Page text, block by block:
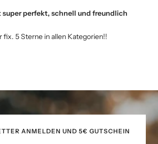
super perfekt, schnell und freundlich
fix. 5 Sterne in allen Kategorien!!
ANMELDEN UND 5€ GUTSCHEIN